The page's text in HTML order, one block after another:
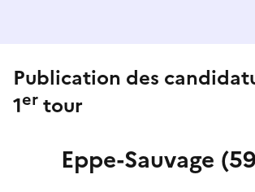
Publication des
1er tour
Eppe-Sauvage